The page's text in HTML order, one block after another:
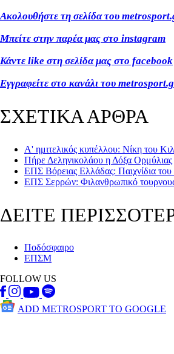
Ακολουθήστε τη σελίδα του
Μπείτε στην παρέα μας στο instagram
Κάντε like στη σελίδα μας στο facebook
Εγγραφείτε στο κανάλι του
ΣΧΕΤΙΚΑ ΑΡΘΡΑ
Α' ημιτελικός κυπέλλου: Νίκη του
Πήρε Δεληνικολάου η Δόξα Ορμύλιας
ΕΠΣ Βόρειας Ελλάδας: Παιχνίδια
ΕΠΣ Σερρών: Φιλανθρωπικό
ΔΕΙΤΕ
Ποδόσφαιρο
ΕΠΣΜ
FOLLOW US
ADD METROSPORT TO GOOGLE